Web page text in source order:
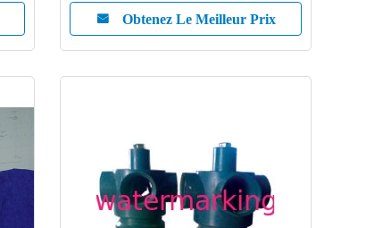
Obtenez Le Meilleur Prix